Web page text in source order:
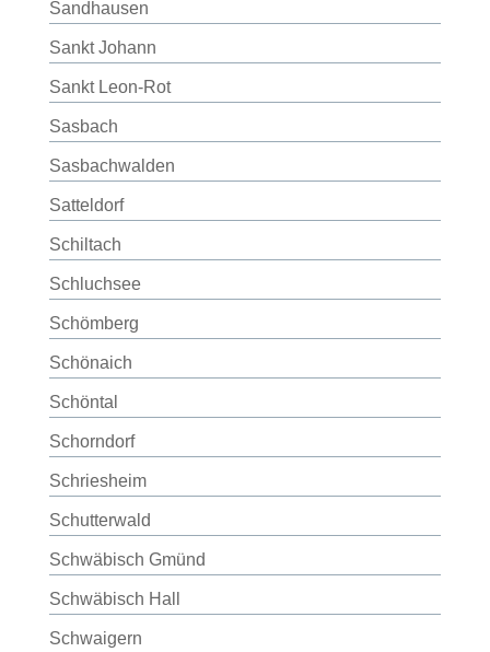
Sandhausen
Sankt Johann
Sankt Leon-Rot
Sasbach
Sasbachwalden
Satteldorf
Schiltach
Schluchsee
Schömberg
Schönaich
Schöntal
Schorndorf
Schriesheim
Schutterwald
Schwäbisch Gmünd
Schwäbisch Hall
Schwaigern